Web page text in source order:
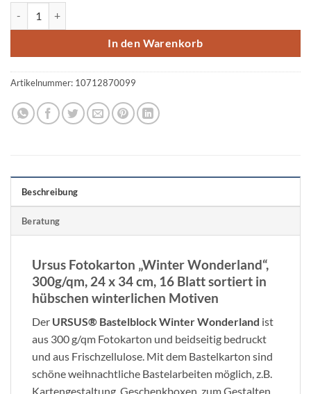
In den Warenkorb
Artikelnummer: 10712870099
Beschreibung
Beratung
Ursus Fotokarton „Winter Wonderland“,
300g/qm, 24 x 34 cm, 16 Blatt sortiert in
hübschen winterlichen Motiven
Der URSUS® Bastelblock Winter Wonderland ist
aus 300 g/qm Fotokarton und beidseitig bedruckt
und aus Frischzellulose. Mit dem Bastelkarton sind
schöne weihnachtliche Bastelarbeiten möglich, z.B.
Kartengestaltung, Geschenkboxen, zum Gestalten